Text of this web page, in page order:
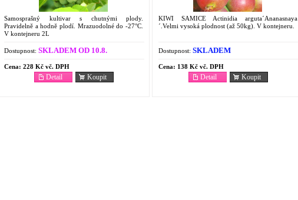
Samosprašný kultivar s chutnými plody.
Pravidelně a hodně plodí. Mrazuodolné do -27°C.
V kontejneru 2L
Dostupnost: SKLADEM OD 10.8.
Cena: 228 Kč vč. DPH
Koupit
Detail
KIWI SAMICE Actinidia arguta´Ananasnaya
´.Velmi vysoká plodnost (až 50kg). V kontejneru.
Dostupnost: SKLADEM
Cena: 138 Kč vč. DPH
Koupit
Detail